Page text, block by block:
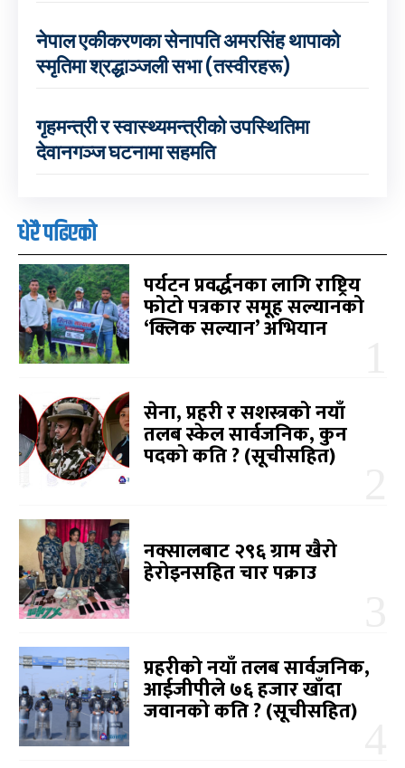
नेपाल एकीकरणका सेनापति अमरसिंह थापाको
स्मृतिमा श्रद्धाञ्जली सभा (तस्वीरहरू)
गृहमन्त्री र स्वास्थ्यमन्त्रीको उपस्थितिमा
देवानगञ्ज घटनामा सहमति
धेरै पढिएको
पर्यटन प्रवर्द्धनका लागि राष्ट्रिय
फोटो पत्रकार समूह सल्यानको
‘क्लिक सल्यान’ अभियान
सेना, प्रहरी र सशस्त्रको नयाँ
तलब स्केल सार्वजनिक, कुन
पदको कति ? (सूचीसहित)
नक्सालबाट २९६ ग्राम खैरो
हेरोइनसहित चार पक्राउ
प्रहरीको नयाँ तलब सार्वजनिक,
आईजीपीले ७६ हजार खाँदा
जवानको कति ? (सूचीसहित)